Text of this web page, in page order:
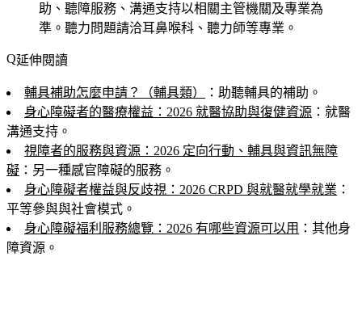
助、聽障服務、溝通支持以相關主管機關及專業為
準。聽力問題請洽耳鼻喉科、聽力師等專業。
延伸閱讀
輔具補助怎麼申請？（輔具類）
：助聽輔具的補助。
身心障礙者的醫療權益：2026 就醫協助與復健資源 ：就醫
溝通支持。
視障者的服務與資源：2026 定向行動、輔具與資訊無障
礙 ：另一種感官障礙的服務。
身心障礙者權益與反歧視：2026 CRPD 與就醫就學就業 ：
平等參與與社會模式。
身心障礙福利服務總覽：2026 有哪些資源可以用 ：其他身
障資源。